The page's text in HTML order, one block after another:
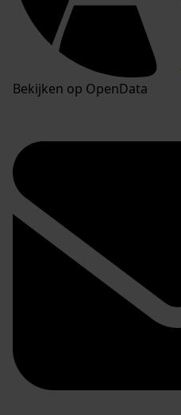
Bekijken op OpenData